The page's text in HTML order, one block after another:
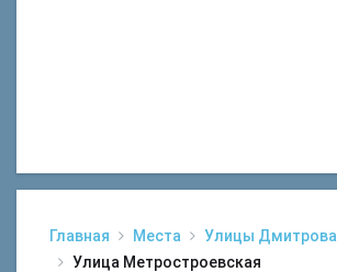
Главная Места
Улицы Дмитрова
Улица Метростроевская